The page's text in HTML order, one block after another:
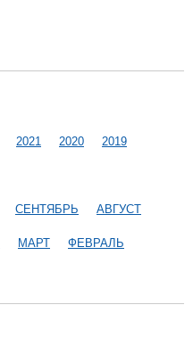
2021 2020 2019
СЕНТЯБРЬ АВГУСТ
МАРТ ФЕВРАЛЬ